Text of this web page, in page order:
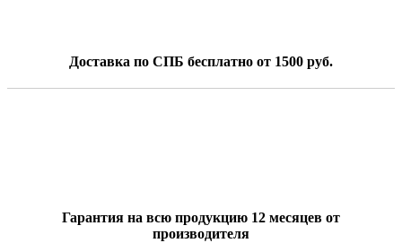
Доставка по СПБ бесплатно от 1500 руб.
Гарантия на всю продукцию 12 месяцев от
производителя